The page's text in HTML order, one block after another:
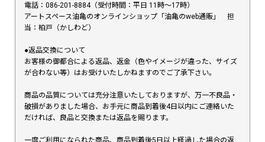
電話：086-201-8884（受付時間：平日 11時〜17時）
アートスペース油亀のオンラインショップ「油亀のweb通販」 担
当：柏戸（かしわど）
●返品交換について
お客様の御都合による返品、返金（色やイメージが違った、サイズ
が合わない等）はお受けいたしかねますのでご了承下さい。
商品の品質については充分注意いたしておりますが、万一不良品・
破損がありました場合、お手元に商品到着後4日以内にご連絡いた
だければ、良品と交換または返品を賜ります。
一度ご利用になられた商品、商品到着後5日以上経過した場合の返